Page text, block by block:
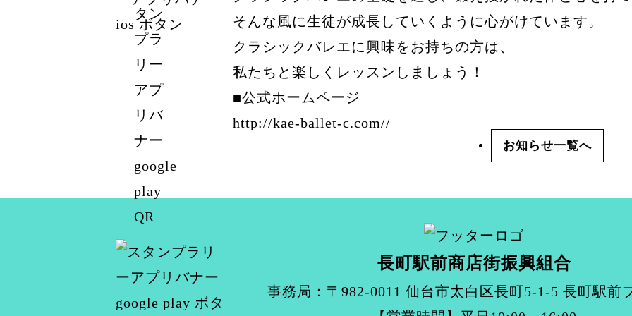
そんな風に生徒が成長していくように心がけています。
クラシックバレエに興味をお持ちの方は、
私たちと楽しくレッスンしましょう！
■公式ホームページ
http://kae-ballet-c.com//
お知らせ
長町駅前商店街振興組合
事務局：〒982-0011 仙台市太白区長町5-1-5 長町駅前